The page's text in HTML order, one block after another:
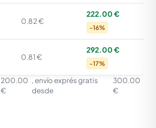
0.82 €
222.00 €
-16%
0.81 €
292.00 €
-17%
200.00
€
, envío exprés gratis
desde
300.00
€